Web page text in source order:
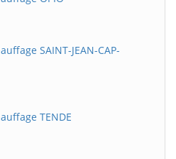
SAINT-JEAN-CAP-
TENDE